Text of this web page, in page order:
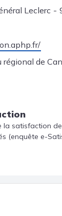
Leclerc
régional de
la satisfaction
(enquête e-